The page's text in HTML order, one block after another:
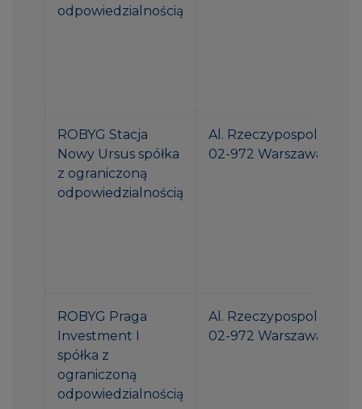
odpowiedzialnością
ROBYG Stacja
Nowy Ursus spółka
z ograniczoną
odpowiedzialnością
Al. Rzeczypospolitej 1
02-972 Warszawa
ROBYG Praga
Investment I
spółka z
ograniczoną
odpowiedzialnością
Al. Rzeczypospolitej 1
02-972 Warszawa